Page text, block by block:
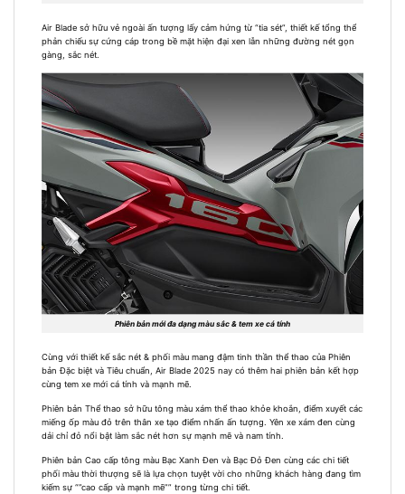
Air Blade sở hữu vẻ ngoài ấn tượng lấy cảm hứng từ “tia sét”, thiết kế tổng thể
phản chiếu sự cứng cáp trong bề mặt hiện đại xen lẫn những đường nét gọn
gàng, sắc nét.
Phiên bản mới đa dạng màu sắc & tem xe cá tính
Cùng với thiết kế sắc nét & phối màu mang đậm tinh thần thể thao của Phiên
bản Đặc biệt và Tiêu chuẩn, Air Blade 2025 nay có thêm hai phiên bản kết hợp
cùng tem xe mới cá tính và mạnh mẽ.
Phiên bản Thể thao sở hữu tông màu xám thể thao khỏe khoắn, điểm xuyết các
miếng ốp màu đỏ trên thân xe tạo điểm nhấn ấn tượng. Yên xe xám đen cùng
dải chỉ đỏ nổi bật làm sắc nét hơn sự mạnh mẽ và nam tính.
Phiên bản Cao cấp tông màu Bạc Xanh Đen và Bạc Đỏ Đen cùng các chi tiết
phối màu thời thượng sẽ là lựa chọn tuyệt vời cho những khách hàng đang tìm
kiếm sự “”cao cấp và mạnh mẽ”” trong từng chi tiết.